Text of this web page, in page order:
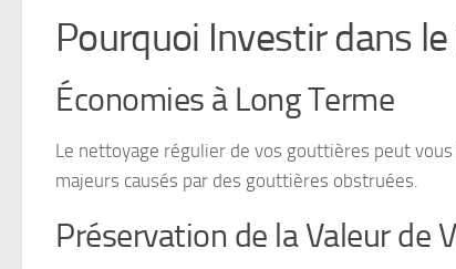
Pourquoi Investir dans
Économies à Long Terme
Le nettoyage régulier de vos gouttières peut
majeurs causés par des gouttières obstruées.
Préservation de la Valeur de